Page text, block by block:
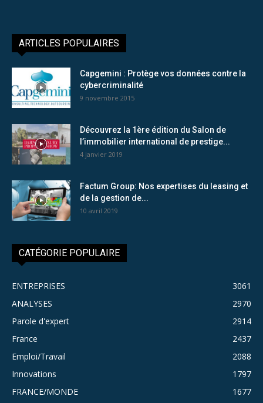
ARTICLES POPULAIRES
Capgemini : Protège vos données contre la
cybercriminalité
9 novembre 2015
Découvrez la 1ère édition du Salon de
l’immobilier international de prestige...
4 janvier 2019
Factum Group: Nos expertises du leasing et
de la gestion de...
10 avril 2019
CATÉGORIE POPULAIRE
ENTREPRISES
3061
ANALYSES
2970
Parole d'expert
2914
France
2437
Emploi/Travail
2088
Innovations
1797
FRANCE/MONDE
1677